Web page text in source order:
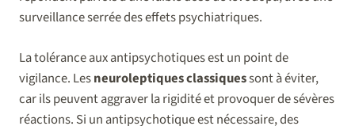
surveillance serrée des effets psychiatriques.
La tolérance aux antipsychotiques est un point de
vigilance. Lesneuroleptiques classiquessont à éviter,
car ils peuvent aggraver la rigidité et provoquer de sévères
réactions. Si un antipsychotique est nécessaire, des